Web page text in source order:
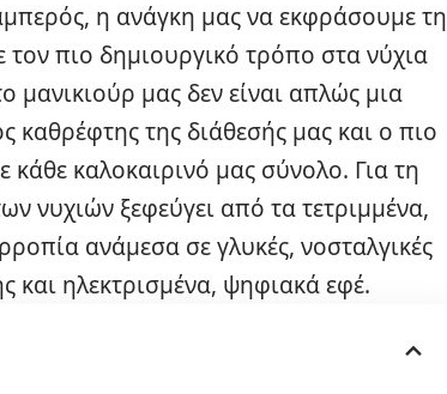
η ανάγκη μας να εκφράσουμε τη
πιο δημιουργικό τρόπο στα νύχια
μανικιούρ μας δεν είναι απλώς μια
καθρέφτης της διάθεσής μας και ο πιο
καλοκαιρινό μας σύνολο. Για τη
νυχιών ξεφεύγει από τα τετριμμένα,
ανάμεσα σε γλυκές, νοσταλγικές
και ηλεκτρισμένα, ψηφιακά εφέ.